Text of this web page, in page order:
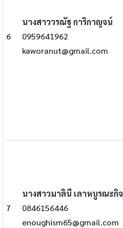
6
นางสาววรณัฐ การิกาญจน์​
0959641962
kaworanut@gmail.com
7
นางสาวมาลินี เลาหบูรณะกิจ
0846156446
enoughism65@gmail.com